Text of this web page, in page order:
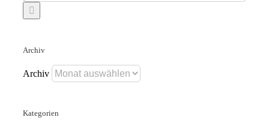
Archiv
Archiv
Kategorien